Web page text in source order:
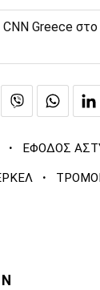
Greece
· ΕΦΟΔΟΣ
·